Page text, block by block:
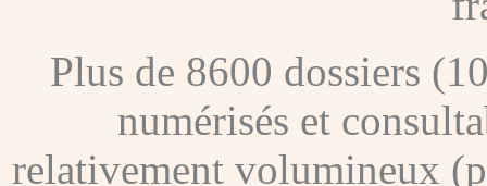
Plus de 8600 dossiers
numérisés et
relativement volumineux